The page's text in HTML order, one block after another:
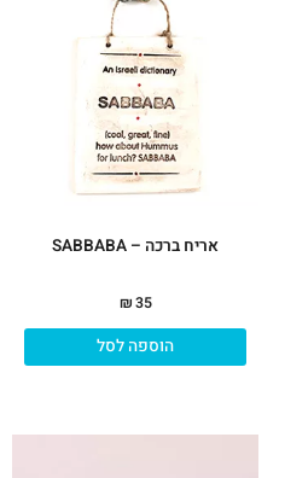
אריח ברכה – SABBABA
₪35
הוספה לסל